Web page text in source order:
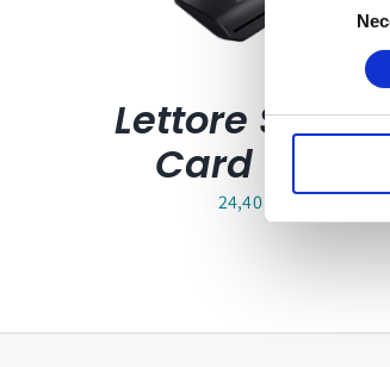
Lettore Smart
Card USB
24,40